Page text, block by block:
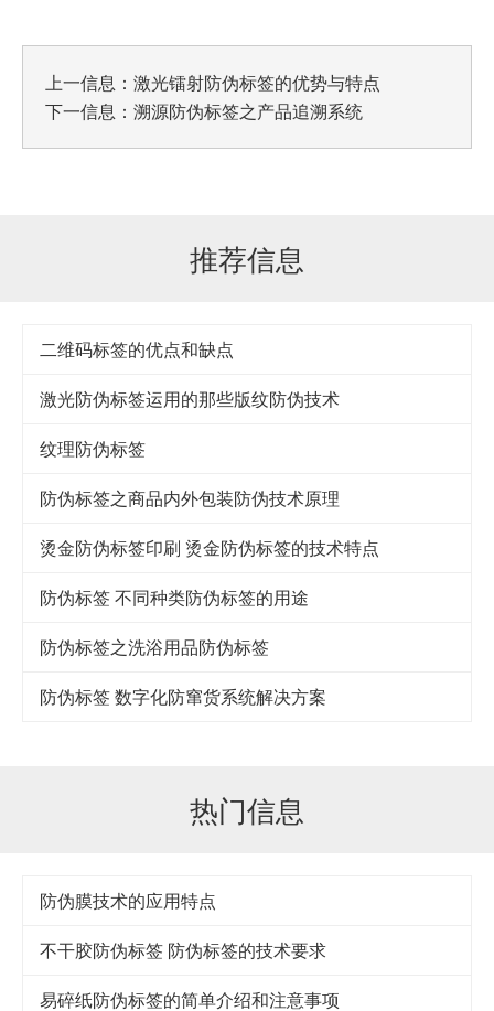
上一信息： 激光镭射防伪标签的优势与特点
下一信息： 溯源防伪标签之产品追溯系统
推荐信息
二维码标签的优点和缺点
激光防伪标签运用的那些版纹防伪技术
纹理防伪标签
防伪标签之商品内外包装防伪技术原理
烫金防伪标签印刷 烫金防伪标签的技术特点
防伪标签 不同种类防伪标签的用途
防伪标签之洗浴用品防伪标签
防伪标签 数字化防窜货系统解决方案
热门信息
防伪膜技术的应用特点
不干胶防伪标签 防伪标签的技术要求
易碎纸防伪标签的简单介绍和注意事项